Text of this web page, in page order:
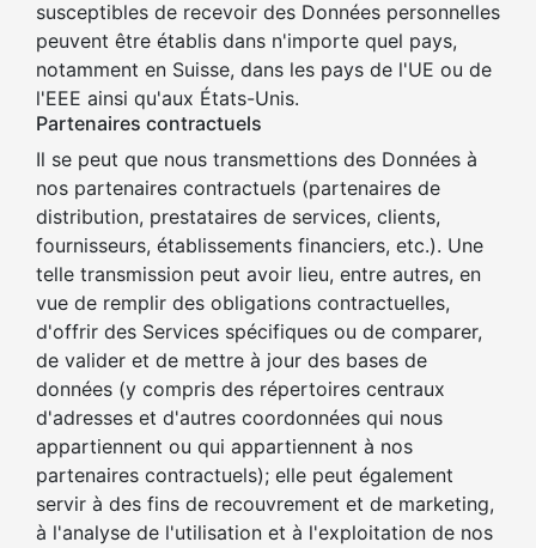
susceptibles de recevoir des Données personnelles
peuvent être établis dans n'importe quel pays,
notamment en Suisse, dans les pays de l'UE ou de
l'EEE ainsi qu'aux États-Unis.
Partenaires contractuels
Il se peut que nous transmettions des Données à
nos partenaires contractuels (partenaires de
distribution, prestataires de services, clients,
fournisseurs, établissements financiers, etc.). Une
telle transmission peut avoir lieu, entre autres, en
vue de remplir des obligations contractuelles,
d'offrir des Services spécifiques ou de comparer,
de valider et de mettre à jour des bases de
données (y compris des répertoires centraux
d'adresses et d'autres coordonnées qui nous
appartiennent ou qui appartiennent à nos
partenaires contractuels); elle peut également
servir à des fins de recouvrement et de marketing,
à l'analyse de l'utilisation et à l'exploitation de nos